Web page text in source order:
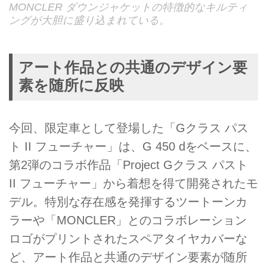
MONCLER ダウンジャケットの特徴的なキルティ
ングが大胆に盛り込まれている。
アート作品との共通のデザイン要
素を随所に反映
今回、限定車として登場した「Gクラス パス
ト II フューチャー」は、G 450 dをベースに、
第2弾のコラボ作品「Project Gクラス パスト
II フューチャー」から着想を得て開発されたモ
デル。特別な存在感を発揮するツートーンカ
ラーや「MONCLER」とのコラボレーション
ロゴがプリントされたスペアタイヤカバーな
ど、アート作品と共通のデザイン要素が随所